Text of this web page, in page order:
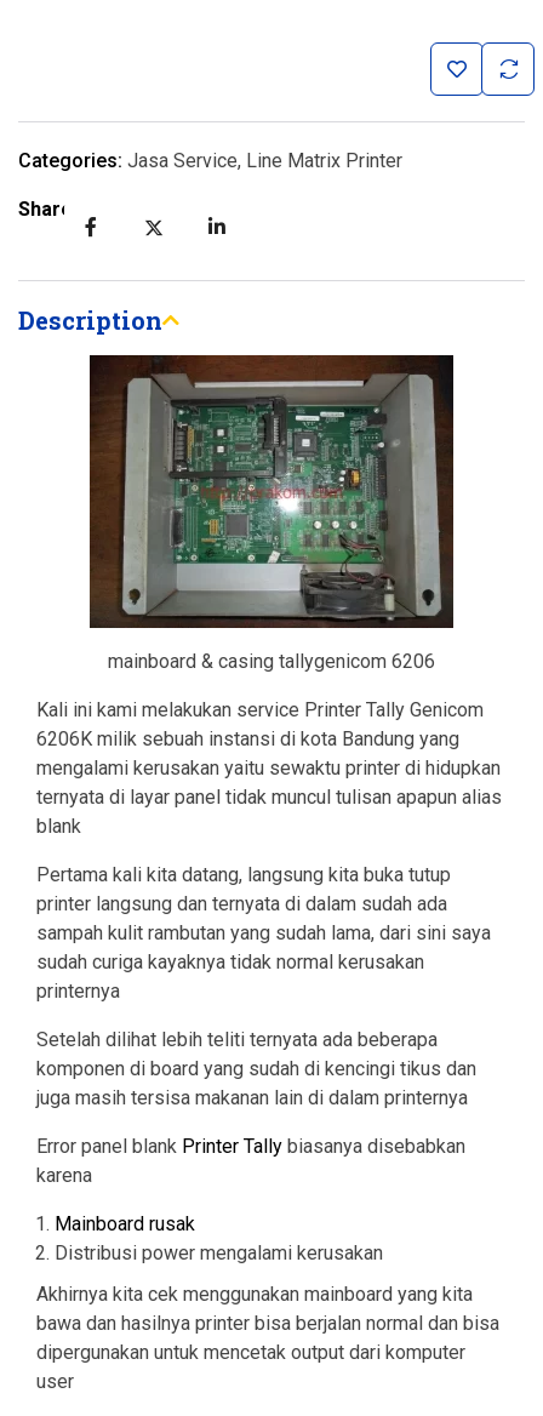
Categories: Jasa Service, Line Matrix Printer
Share:
Description
mainboard & casing tallygenicom 6206
Kali ini kami melakukan service Printer Tally Genicom
6206K milik sebuah instansi di kota Bandung yang
mengalami kerusakan yaitu sewaktu printer di hidupkan
ternyata di layar panel tidak muncul tulisan apapun alias
blank
Pertama kali kita datang, langsung kita buka tutup
printer langsung dan ternyata di dalam sudah ada
sampah kulit rambutan yang sudah lama, dari sini saya
sudah curiga kayaknya tidak normal kerusakan
printernya
Setelah dilihat lebih teliti ternyata ada beberapa
komponen di board yang sudah di kencingi tikus dan
juga masih tersisa makanan lain di dalam printernya
Error panel blank Printer Tally biasanya disebabkan
karena
Mainboard rusak
Distribusi power mengalami kerusakan
Akhirnya kita cek menggunakan mainboard yang kita
bawa dan hasilnya printer bisa berjalan normal dan bisa
dipergunakan untuk mencetak output dari komputer
user